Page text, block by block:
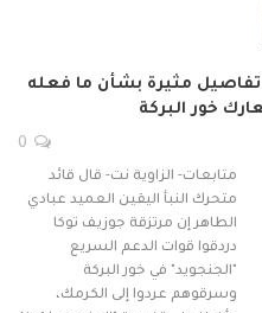
تفاصيل مثيرة بشأن ما فعله
خور البركة
متابعات- الزاوية نت- قال قائد
متحرك النبأ اليقين العميد عبادي
الطاهر إن مرتزقة جوزيف توكا
دردقوا قوات الدعم السريع
"الجنجويد" في خور البركة
وسرقوهم عردوا إلى الكرمك،